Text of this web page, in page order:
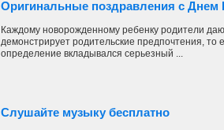
Оригинальные поздравления с Днем
Каждому новорожденному ребенку родители
демонстрирует родительские предпочтения, то
определение вкладывался серьезный ...
Слушайте музыку бесплатно